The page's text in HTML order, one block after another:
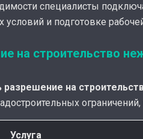
специалисты
и подготовке
на строительство
разрешение на
Услуга